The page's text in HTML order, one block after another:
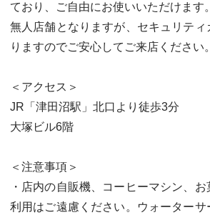
ており、ご自由にお使いいただけます。
無人店舗となりますが、セキュリティ
りますのでご安心してご来店ください。
＜アクセス＞
JR「津田沼駅」北口より徒歩3分
大塚ビル6階
＜注意事項＞
・店内の自販機、コーヒーマシン、
利用はご遠慮ください。ウォーターサ